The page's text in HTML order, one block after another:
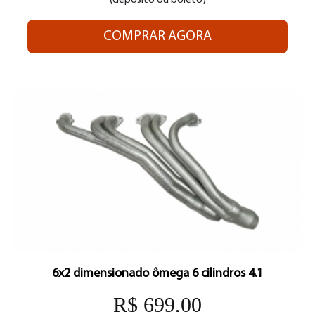
COMPRAR AGORA
6x2 dimensionado ômega 6 cilindros 4.1
R$ 699,00